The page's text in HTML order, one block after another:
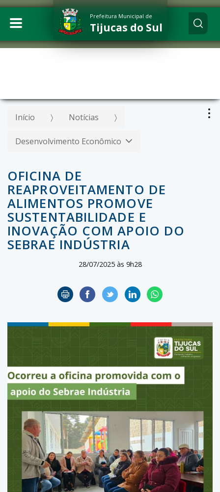
Prefeitura Municipal de
Tijucas do Sul
Início Notícias
Desenvolvimento Econômico
OFICINA DE
REAPROVEITAMENTO DE
ALIMENTOS PROMOVE
SUSTENTABILIDADE E
INOVAÇÃO COM APOIO DO
SEBRAE INDÚSTRIA
28/07/2025 às 9h28